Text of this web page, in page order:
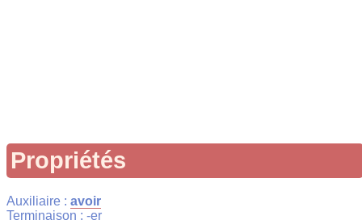
Propriétés
Auxiliaire : avoir
Terminaison : -er